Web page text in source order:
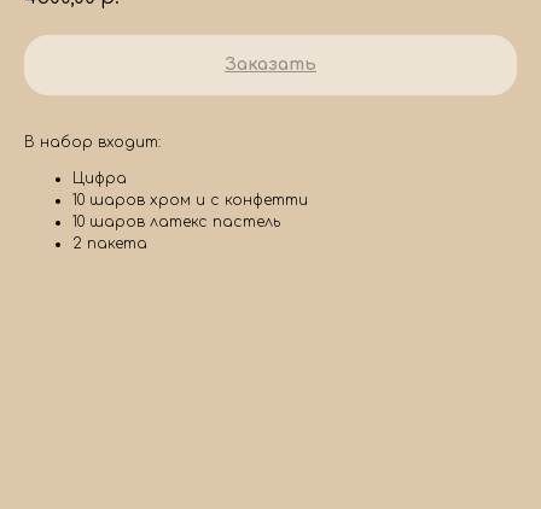
Заказать
В набор входит:
Цифра
10 шаров хром и с конфетти
10 шаров латекс пастель
2 пакета